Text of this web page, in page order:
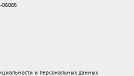
и персональных данных